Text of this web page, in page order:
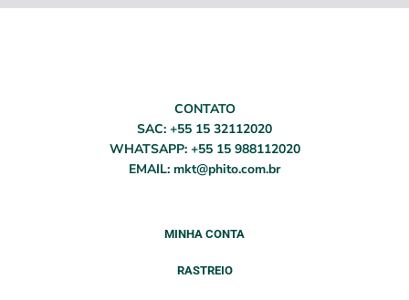
CONTATO
SAC: +55 15 32112020
WHATSAPP: +55 15 988112020
EMAIL: mkt@phito.com.br
MINHA CONTA
RASTREIO